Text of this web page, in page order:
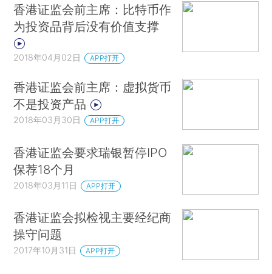
香港证监会前主席：比特币作
为投资品背后没有价值支撑
2018年04月02日 APP打开
香港证监会前主席：虚拟货币
不是投资产品
2018年03月30日 APP打开
香港证监会要求瑞银暂停IPO
保荐18个月
2018年03月11日 APP打开
香港证监会拟检视主要经纪商
操守问题
2017年10月31日 APP打开